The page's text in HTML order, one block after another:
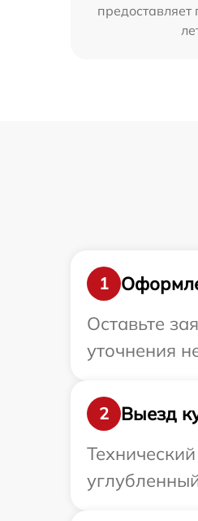
1
Оставьте
уточнения
2
Выезд